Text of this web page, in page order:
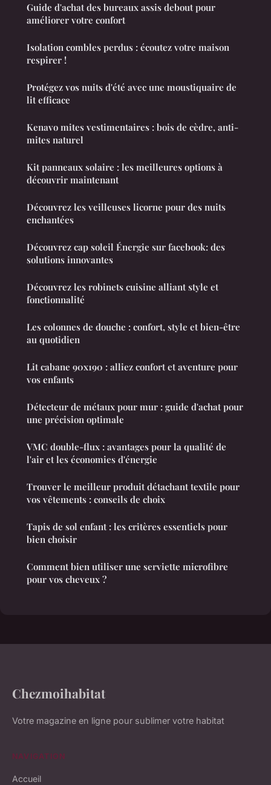
Guide d'achat des bureaux assis debout pour
améliorer votre confort
Isolation combles perdus : écoutez votre maison
respirer !
Protégez vos nuits d'été avec une moustiquaire de
lit efficace
Kenavo mites vestimentaires : bois de cèdre, anti-
mites naturel
Kit panneaux solaire : les meilleures options à
découvrir maintenant
Découvrez les veilleuses licorne pour des nuits
enchantées
Découvrez cap soleil Énergie sur facebook: des
solutions innovantes
Découvrez les robinets cuisine alliant style et
fonctionnalité
Les colonnes de douche : confort, style et bien-être
au quotidien
Lit cabane 90x190 : alliez confort et aventure pour
vos enfants
Détecteur de métaux pour mur : guide d'achat pour
une précision optimale
VMC double-flux : avantages pour la qualité de
l'air et les économies d'énergie
Trouver le meilleur produit détachant textile pour
vos vêtements : conseils de choix
Tapis de sol enfant : les critères essentiels pour
bien choisir
Comment bien utiliser une serviette microfibre
pour vos cheveux ?
Chezmoihabitat
Votre magazine en ligne pour sublimer votre habitat
NAVIGATION
Accueil